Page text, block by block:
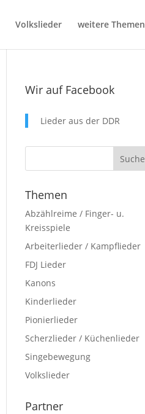
Volkslieder weitere Themen
Wir auf Facebook
Lieder aus der DDR
Themen
Abzählreime / Finger- u.
Kreisspiele
Arbeiterlieder / Kampflieder
FDJ Lieder
Kanons
Kinderlieder
Pionierlieder
Scherzlieder / Küchenlieder
Singebewegung
Volkslieder
Partner